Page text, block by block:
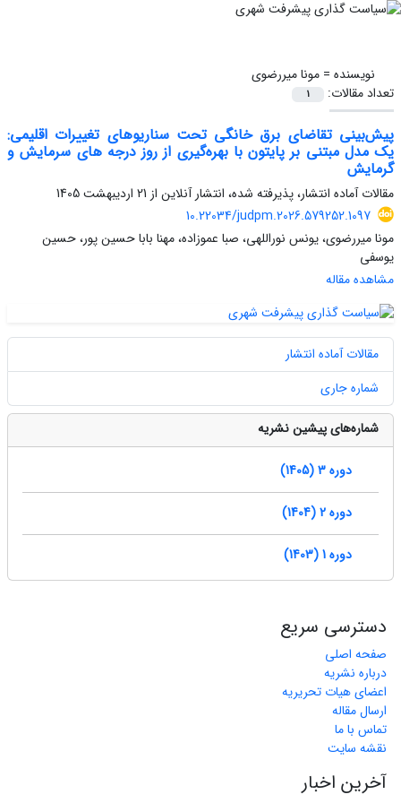
نویسنده =مونا میررضوی
تعداد مقالات:
1
پیش‌بینی تقاضای برق خانگی تحت سناریوهای تغییرات اقلیمی:
یک مدل مبتنی بر پایتون با بهره‌گیری از ‌روز درجه های سرمایش و
گرمایش
مقالات آماده انتشار، پذیرفته شده، انتشار آنلاین از 21 اردیبهشت 1405
10.22034/judpm.2026.579252.1097
مونا میررضوی، یونس نوراللهی، صبا عموزاده، مهنا بابا حسین پور، حسین
یوسفی
مشاهده مقاله
مقالات آماده انتشار
شماره جاری
شماره‌های پیشین نشریه
دوره 3 (1405)
دوره 2 (1404)
دوره 1 (1403)
دسترسی سریع
صفحه اصلی
درباره نشریه
اعضای هیات تحریریه
ارسال مقاله
تماس با ما
نقشه سایت
آخرین اخبار